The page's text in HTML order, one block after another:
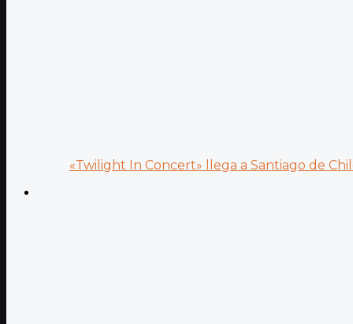
«Twilight In Concert» llega a Santiago de